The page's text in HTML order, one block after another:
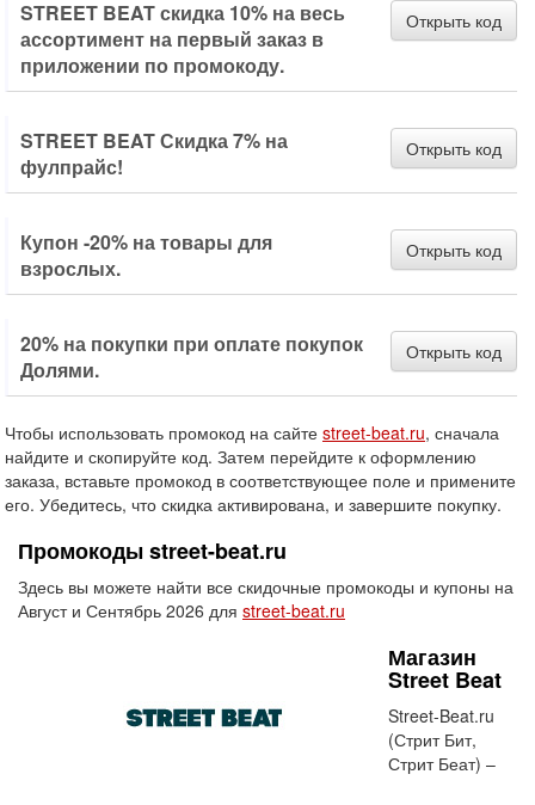
STREET BEAT скидка 10% на весь
ассортимент на первый заказ в
приложении по промокоду.
Открыть код
STREET BEAT Скидка 7% на
фулпрайс!
Открыть код
Купон -20% на товары для
взрослых.
Открыть код
20% на покупки при оплате покупок
Долями.
Открыть код
Чтобы использовать промокод на сайте street-beat.ru, сначала
найдите и скопируйте код. Затем перейдите к оформлению
заказа, вставьте промокод в соответствующее поле и примените
его. Убедитесь, что скидка активирована, и завершите покупку.
Промокоды street-beat.ru
Здесь вы можете найти все скидочные промокоды и купоны на
Август и Сентябрь 2026 для street-beat.ru
Магазин
Street Beat
Street-Beat.ru
(Стрит Бит,
Стрит Беат) –